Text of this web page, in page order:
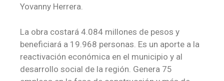
Yovanny Herrera.
La obra costará 4.084 millones de pesos y
beneficiará a 19.968 personas. Es un aporte a la
reactivación económica en el municipio y al
desarrollo social de la región. Genera 75